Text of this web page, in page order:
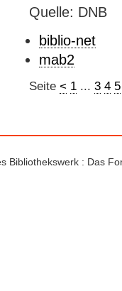
Quelle: DNB
biblio-net
mab2
Seite < 1... 3 4 5
Bibliothekswerk : Das